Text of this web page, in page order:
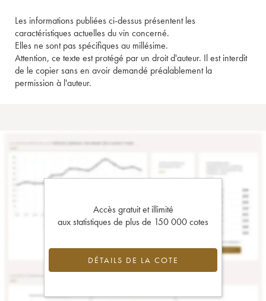
Les informations publiées ci-dessus présentent les
caractéristiques actuelles du vin concerné.
Elles ne sont pas spécifiques au millésime.
Attention, ce texte est protégé par un droit d'auteur. Il est interdit
de le copier sans en avoir demandé préalablement la
permission à l'auteur.
Accès gratuit et illimité
aux statistiques de plus de 150 000 cotes
DÉTAILS DE LA COTE